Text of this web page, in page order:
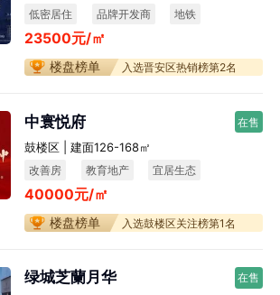
低密居住 品牌开发商 地铁
23500元/㎡
楼盘榜单 入选晋安区热销榜第2名
中寰悦府 在售
鼓楼区 | 建面126-168㎡
改善房 教育地产
宜居生态
不限购
40000元/㎡
楼盘榜单 入选鼓楼区关注榜第1名
绿城芝蘭月华 在售